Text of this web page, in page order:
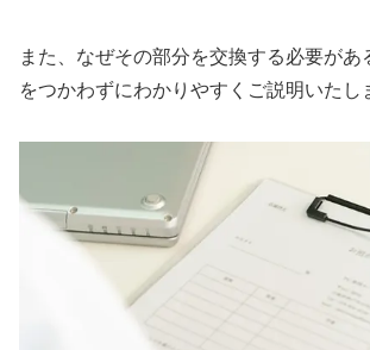
また、なぜその部分を交換する必要があ
をつかわずにわかりやすくご説明いたし